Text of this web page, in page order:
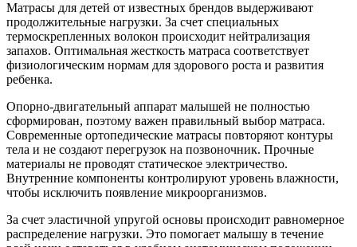
Матрасы для детей от известных брендов выдерживают
продолжительные нагрузки. За счет специальных
термоскрепленных волокон происходит нейтрализация
запахов. Оптимальная жесткость матраса соответствует
физиологическим нормам для здорового роста и развития
ребенка.
Опорно-двигательный аппарат малышей не полностью
сформирован, поэтому важен правильный выбор матраса.
Современные ортопедические матрасы повторяют контуры
тела и не создают перегрузок на позвоночник. Прочные
материалы не проводят статическое электричество.
Внутренние компоненты контролируют уровень влажности,
чтобы исключить появление микроорганизмов.
За счет эластичной упругой основы происходит равномерное
распределение нагрузки. Это помогает малышу в течение